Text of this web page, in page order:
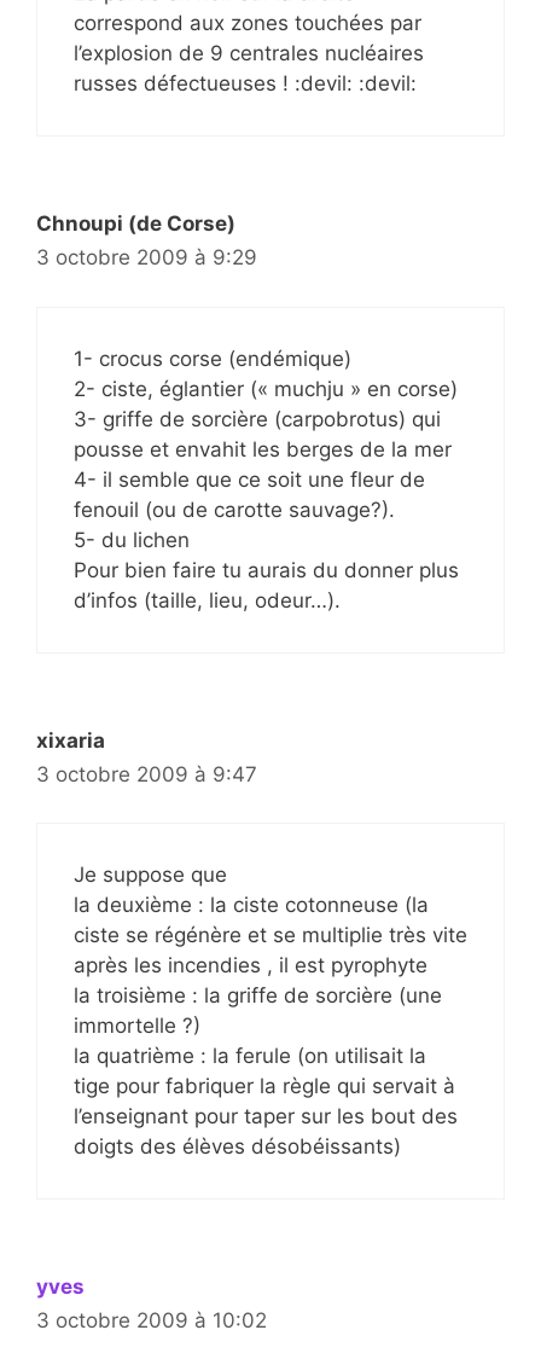
correspond aux zones touchées par
l’explosion de 9 centrales nucléaires
russes défectueuses ! :devil: :devil:
Chnoupi (de Corse)
3 octobre 2009 à 9:29
1- crocus corse (endémique)
2- ciste, églantier (« muchju » en corse)
3- griffe de sorcière (carpobrotus) qui
pousse et envahit les berges de la mer
4- il semble que ce soit une fleur de
fenouil (ou de carotte sauvage?).
5- du lichen
Pour bien faire tu aurais du donner plus
d’infos (taille, lieu, odeur…).
xixaria
3 octobre 2009 à 9:47
Je suppose que
la deuxième : la ciste cotonneuse (la
ciste se régénère et se multiplie très vite
après les incendies , il est pyrophyte
la troisième : la griffe de sorcière (une
immortelle ?)
la quatrième : la ferule (on utilisait la
tige pour fabriquer la règle qui servait à
l’enseignant pour taper sur les bout des
doigts des élèves désobéissants)
yves
3 octobre 2009 à 10:02